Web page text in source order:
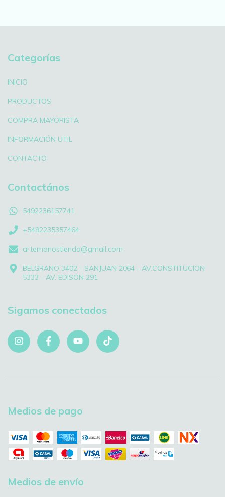
Categorías
INICIO
PRODUCTOS
COMPRA MAYORISTA
INFORMACIÓN UTIL
CONTACTO
Contactános
5492236157741
+5492235357464
artemanostienda@gmail.com
BELGRANO 3402 - SANJUAN 2064 - AV.CONSTITUCION
5333 - AV. EDISON 291
Sigamos conectados
Medios de pago
Medios de envío